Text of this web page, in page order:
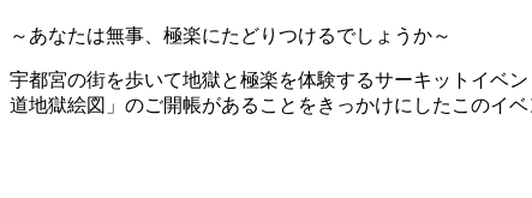
～あなたは無事、極楽にたどりつけるでしょうか～
宇都宮の街を歩いて地獄と極楽を体験するサーキットイベ
道地獄絵図」のご開帳があることをきっかけにしたこのイ